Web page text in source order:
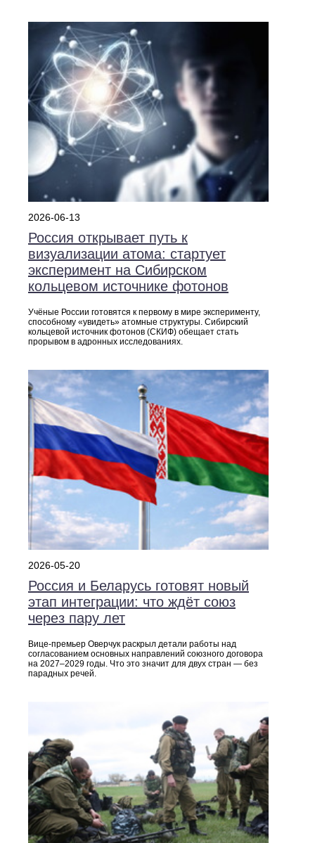
2026-06-13
Россия открывает путь к
визуализации атома: стартует
эксперимент на Сибирском
кольцевом источнике фотонов
Учёные России готовятся к первому в мире эксперименту,
способному «увидеть» атомные структуры. Сибирский
кольцевой источник фотонов (СКИФ) обещает стать
прорывом в адронных исследованиях.
2026-05-20
Россия и Беларусь готовят новый
этап интеграции: что ждёт союз
через пару лет
Вице-премьер Оверчук раскрыл детали работы над
согласованием основных направлений союзного договора
на 2027–2029 годы. Что это значит для двух стран — без
парадных речей.